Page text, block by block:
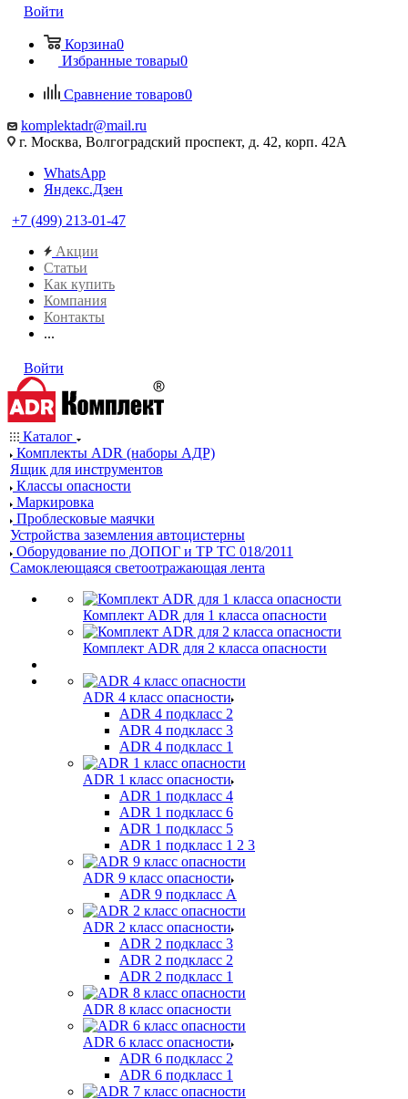
Войти
Корзина0
Избранные товары0
Сравнение товаров0
komplektadr@mail.ru
г. Москва, Волгоградский проспект, д. 42, корп. 42А
WhatsApp
Яндекс.Дзен
+7 (499) 213-01-47
Акции
Статьи
Как купить
Компания
Контакты
...
Войти
Каталог
Комплекты ADR (наборы АДР)
Ящик для инструментов
Классы опасности
Маркировка
Проблесковые маячки
Устройства заземления автоцистерны
Оборудование по ДОПОГ и ТР ТС 018/2011
Самоклеющаяся светоотражающая лента
Комплект ADR для 1 класса опасности
Комплект ADR для 2 класса опасности
ADR 4 класс опасности
ADR 4 подкласс 2
ADR 4 подкласс 3
ADR 4 подкласс 1
ADR 1 класс опасности
ADR 1 подкласс 4
ADR 1 подкласс 6
ADR 1 подкласс 5
ADR 1 подкласс 1 2 3
ADR 9 класс опасности
ADR 9 подкласс A
ADR 2 класс опасности
ADR 2 подкласс 3
ADR 2 подкласс 2
ADR 2 подкласс 1
ADR 8 класс опасности
ADR 6 класс опасности
ADR 6 подкласс 2
ADR 6 подкласс 1